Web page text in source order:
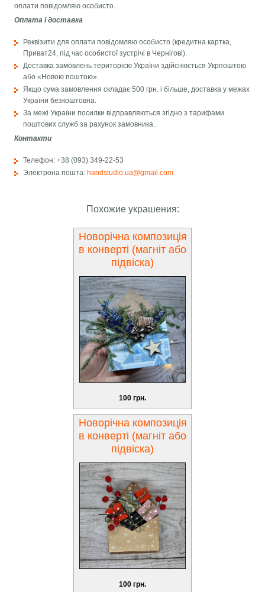
оплати повідомляю особисто..
Оплата і доставка
Реквізити для оплати повідомляю особисто (кредитна картка,
Приват24, під час особистої зустрічі в Чернігові).
Доставка замовлень територією України здійснюється Укрпоштою
або «Новою поштою».
Якщо сума замовлення складає 500 грн. і більше, доставка у межах
України безкоштовна.
За межі України посилки відправляються згідно з тарифами
поштових служб за рахунок замовника..
Контакти
Телефон: +38 (093) 349-22-53
Электрона пошта: handstudio.ua@gmail.com
Похожие украшения:
Новорічна композиція
в конверті (магніт або
підвіска)
100 грн.
Новорічна композиція
в конверті (магніт або
підвіска)
100 грн.